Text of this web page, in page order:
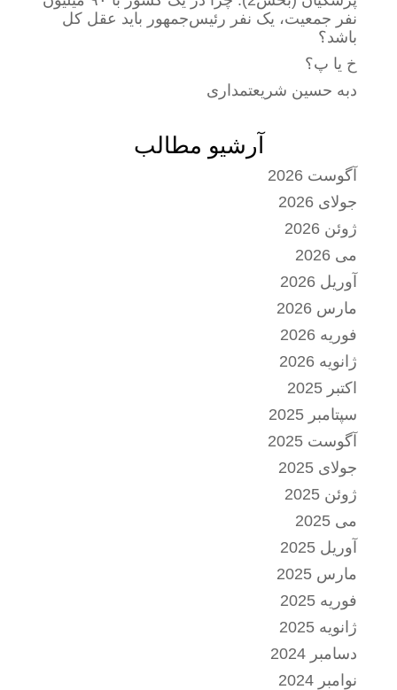
نفر جمعیت، یک نفر رئیس‌جمهور باید عقل کل
باشد؟
خ یا پ؟
دبه حسین شریعتمداری
آرشیو مطالب
آگوست 2026
جولای 2026
ژوئن 2026
می 2026
آوریل 2026
مارس 2026
فوریه 2026
ژانویه 2026
اکتبر 2025
سپتامبر 2025
آگوست 2025
جولای 2025
ژوئن 2025
می 2025
آوریل 2025
مارس 2025
فوریه 2025
ژانویه 2025
دسامبر 2024
نوامبر 2024